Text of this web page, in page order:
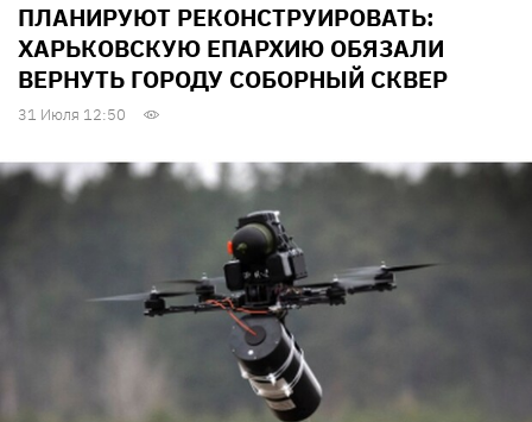
ПЛАНИРУЮТ РЕКОНСТРУИРОВАТЬ:
ХАРЬКОВСКУЮ ЕПАРХИЮ ОБЯЗАЛИ
ВЕРНУТЬ ГОРОДУ СОБОРНЫЙ СКВЕР
31 Июля 12:50